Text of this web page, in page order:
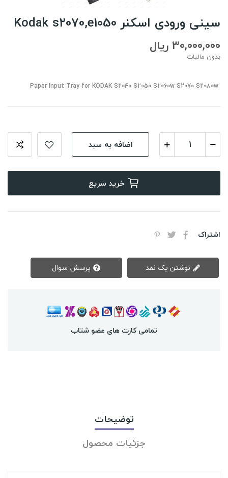
سینی ورودی اسکنر Kodak s2070,e1050
30,000,000 ریال
بدون مالیات
اضافه به سبد
خرید سریع
اشتراک
تمامی کارت های عضو شتاب
توضیحات
جزئیات محصول